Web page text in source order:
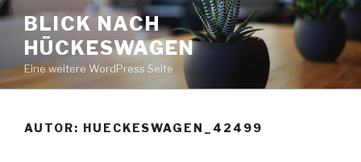
Zum
Inhalt
springen
BLICK NACH
HÜCKESWAGEN
Eine weitere WordPress Seite
AUTOR: HUECKESWAGEN_42499